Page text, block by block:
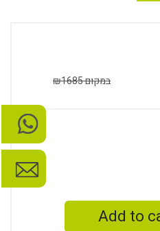
במקום ₪1685
Add to